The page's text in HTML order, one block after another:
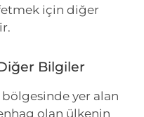
için diğer
Bilgiler
yer alan
olan ülkenin